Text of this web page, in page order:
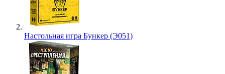
Настольная игра Бункер (Э051)